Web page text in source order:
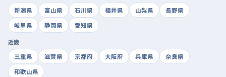
新潟県
富山県 石川県 福井県 山梨県
長野県
岐阜県
静岡県 愛知県
近畿
三重県
滋賀県 京都府 大阪府 兵庫県
奈良県
和歌山県